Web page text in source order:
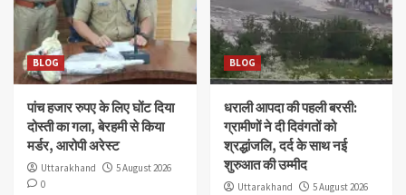
BLOG
पांच हजार रुपए के लिए घोंट दिया
दोस्ती का गला, बेरहमी से किया
मर्डर, आरोपी अरेस्ट
Uttarakhand
5 August 2026
0
BLOG
धराली आपदा की पहली बरसी:
ग्रामीणों ने दी दिवंगतों को
श्रद्धांजलि, दर्द के साथ नई
शुरुआत की उम्मीद
Uttarakhand
5 August 2026